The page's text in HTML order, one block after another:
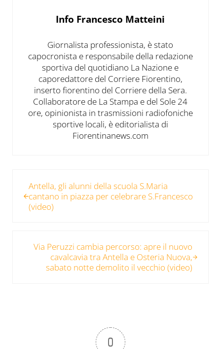
Info Francesco Matteini
Giornalista professionista, è stato
capocronista e responsabile della redazione
sportiva del quotidiano La Nazione e
caporedattore del Corriere Fiorentino,
inserto fiorentino del Corriere della Sera.
Collaboratore de La Stampa e del Sole 24
ore, opinionista in trasmissioni radiofoniche
sportive locali, è editorialista di
Fiorentinanews.com
Antella, gli alunni della scuola S.Maria
cantano in piazza per celebrare S.Francesco
(video)
Via Peruzzi cambia percorso: apre il nuovo
cavalcavia tra Antella e Osteria Nuova,
sabato notte demolito il vecchio (video)
0